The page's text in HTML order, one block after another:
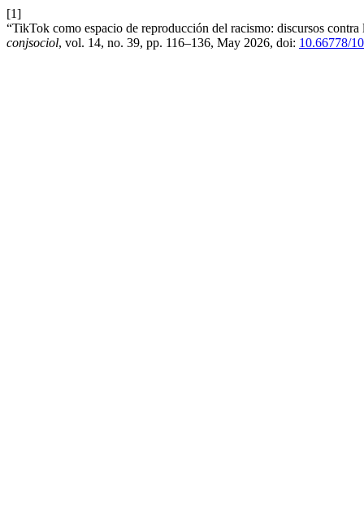
[1]
“TikTok como espacio de reproducción del racismo: discursos
conjsociol, vol. 14, no. 39, pp. 116–136, May 2026, doi: 10.66778/